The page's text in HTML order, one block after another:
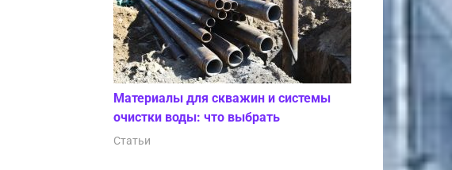
Материалы для скважин и системы
очистки воды: что выбрать
Статьи